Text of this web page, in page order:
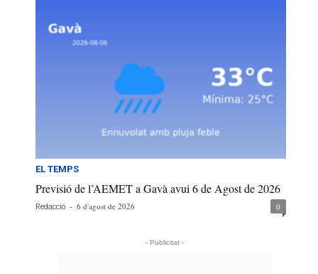
EL TEMPS
Previsió de l’AEMET a Gavà avui 6 de Agost de 2026
Redacció - 6 d'agost de 2026 0
- Publicitat -